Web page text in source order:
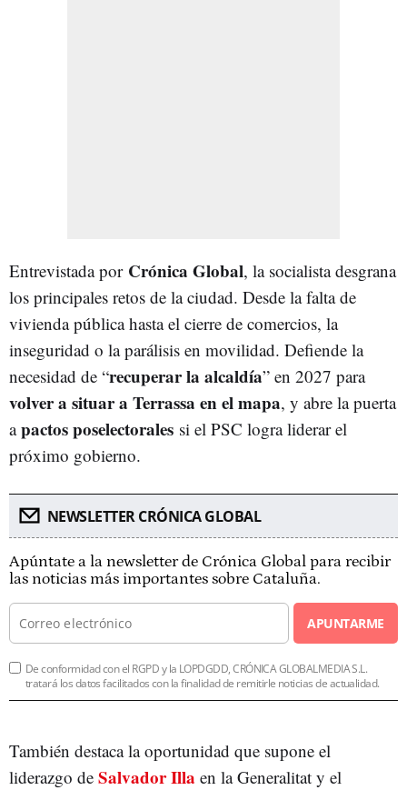
Entrevistada por Crónica Global, la socialista desgrana
los principales retos de la ciudad. Desde la falta de
vivienda pública hasta el cierre de comercios, la
inseguridad o la parálisis en movilidad. Defiende la
necesidad de “recuperar la alcaldía” en 2027 para
volver a situar a Terrassa en el mapa, y abre la puerta
apactos poselectorales si el PSC logra liderar el
próximo gobierno.
NEWSLETTER CRÓNICA GLOBAL
Apúntate a la newsletter de Crónica Global para recibir
las noticias más importantes sobre Cataluña.
APUNTARME
De conformidad con el RGPD y la LOPDGDD, CRÓNICA GLOBALMEDIA S.L.
tratará los datos facilitados con la finalidad de remitirle noticias de actualidad.
También destaca la oportunidad que supone el
liderazgo de Salvador Illa en la Generalitat y el